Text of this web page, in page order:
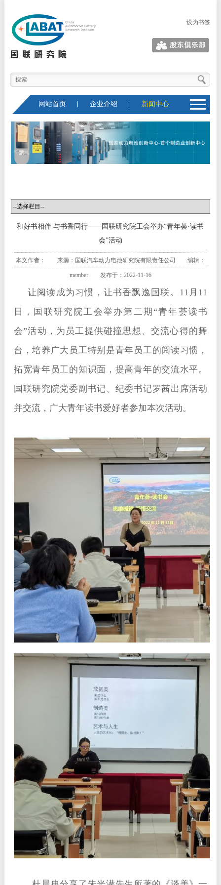
设为书签
股东俱乐部
网站首页 企业介绍 新闻中心
和好书相伴 与书香同行——国联研究院工会举办“青年荟·读书
会”活动
本文作者： 来源：国联汽车动力电池研究院有限责任公司 编辑：
member 发布于：2022-11-16
让阅读成为习惯，让书香飘逸国联。11月11
日，国联研究院工会举办第二期“青年荟读书
会”活动，为员工提供碰撞思想、交流心得的舞
台，培养广大员工特别是青年员工的阅读习惯，
拓宽青年员工的知识面，提高青年的交流水平。
国联研究院党委副书记、纪委书记罗茜出席活动
并交流，广大青年读书爱好者参加本次活动。